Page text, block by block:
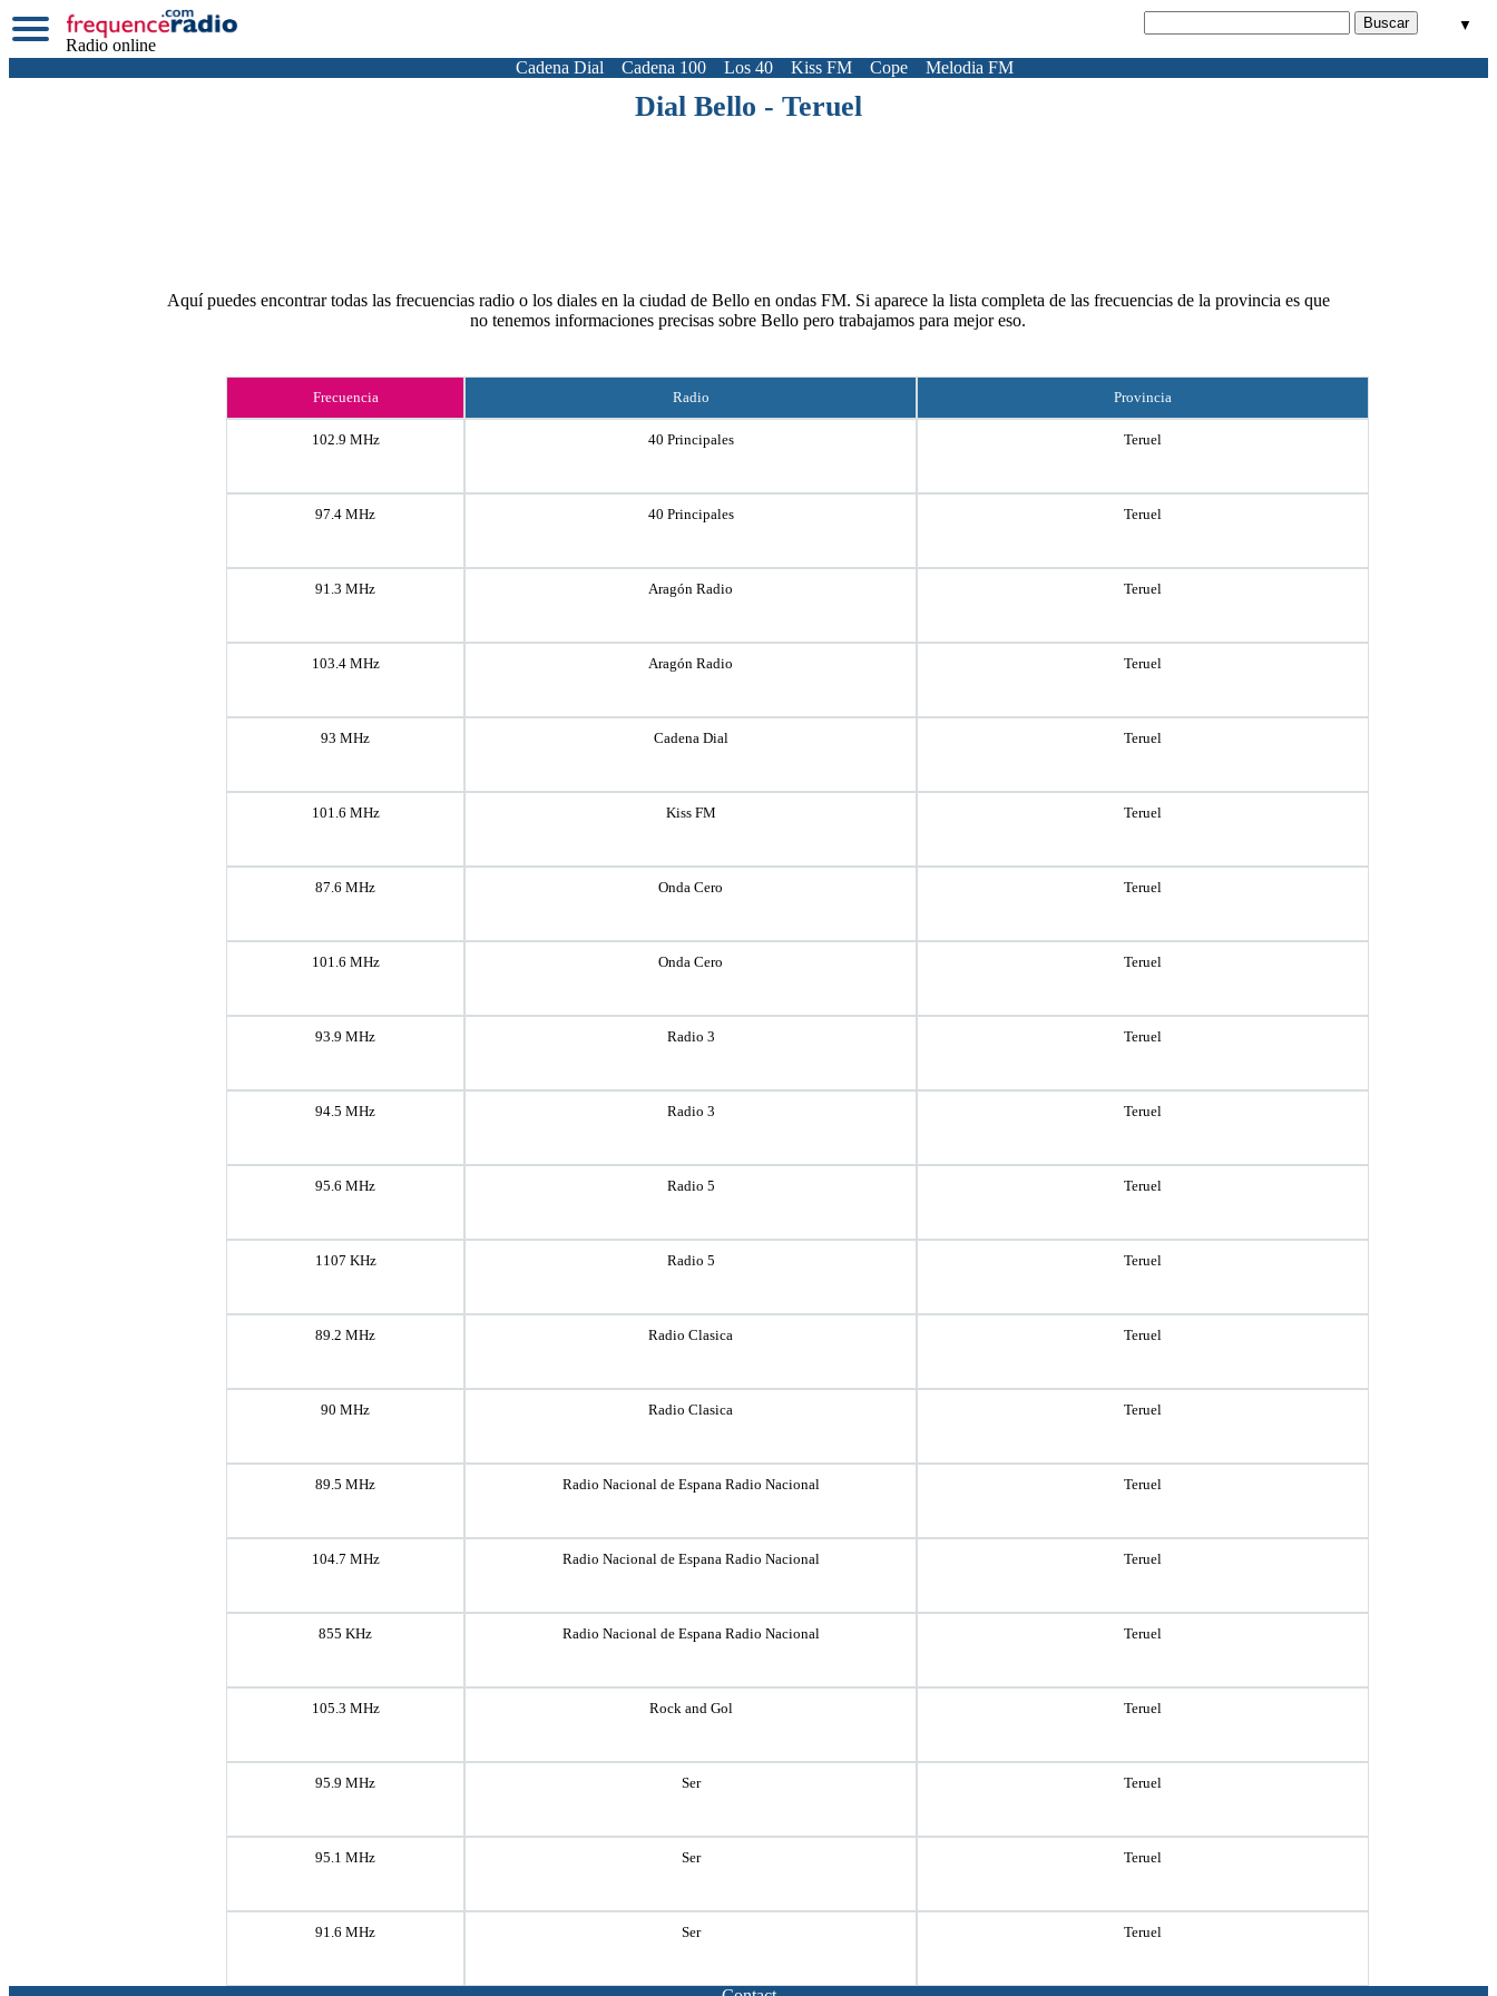
Radio online
▼
Cadena Dial Cadena 100 Los 40 Kiss FM Cope Melodia FM
Dial Bello - Teruel
Aquí puedes encontrar todas las frecuencias radio o los diales en la ciudad de Bello en ondas FM. Si aparece la lista completa de las frecuencias de la provincia es que
no tenemos informaciones precisas sobre Bello pero trabajamos para mejor eso.
Frecuencia Radio Provincia
102.9 MHz 40 Principales Teruel
97.4 MHz 40 Principales Teruel
91.3 MHz Aragón Radio Teruel
103.4 MHz Aragón Radio Teruel
93 MHz Cadena Dial Teruel
101.6 MHz Kiss FM Teruel
87.6 MHz Onda Cero Teruel
101.6 MHz Onda Cero Teruel
93.9 MHz Radio 3 Teruel
94.5 MHz Radio 3 Teruel
95.6 MHz Radio 5 Teruel
1107 KHz Radio 5 Teruel
89.2 MHz Radio Clasica Teruel
90 MHz Radio Clasica Teruel
89.5 MHz Radio Nacional de Espana Radio Nacional Teruel
104.7 MHz Radio Nacional de Espana Radio Nacional Teruel
855 KHz Radio Nacional de Espana Radio Nacional Teruel
105.3 MHz Rock and Gol Teruel
95.9 MHz Ser Teruel
95.1 MHz Ser Teruel
91.6 MHz Ser Teruel